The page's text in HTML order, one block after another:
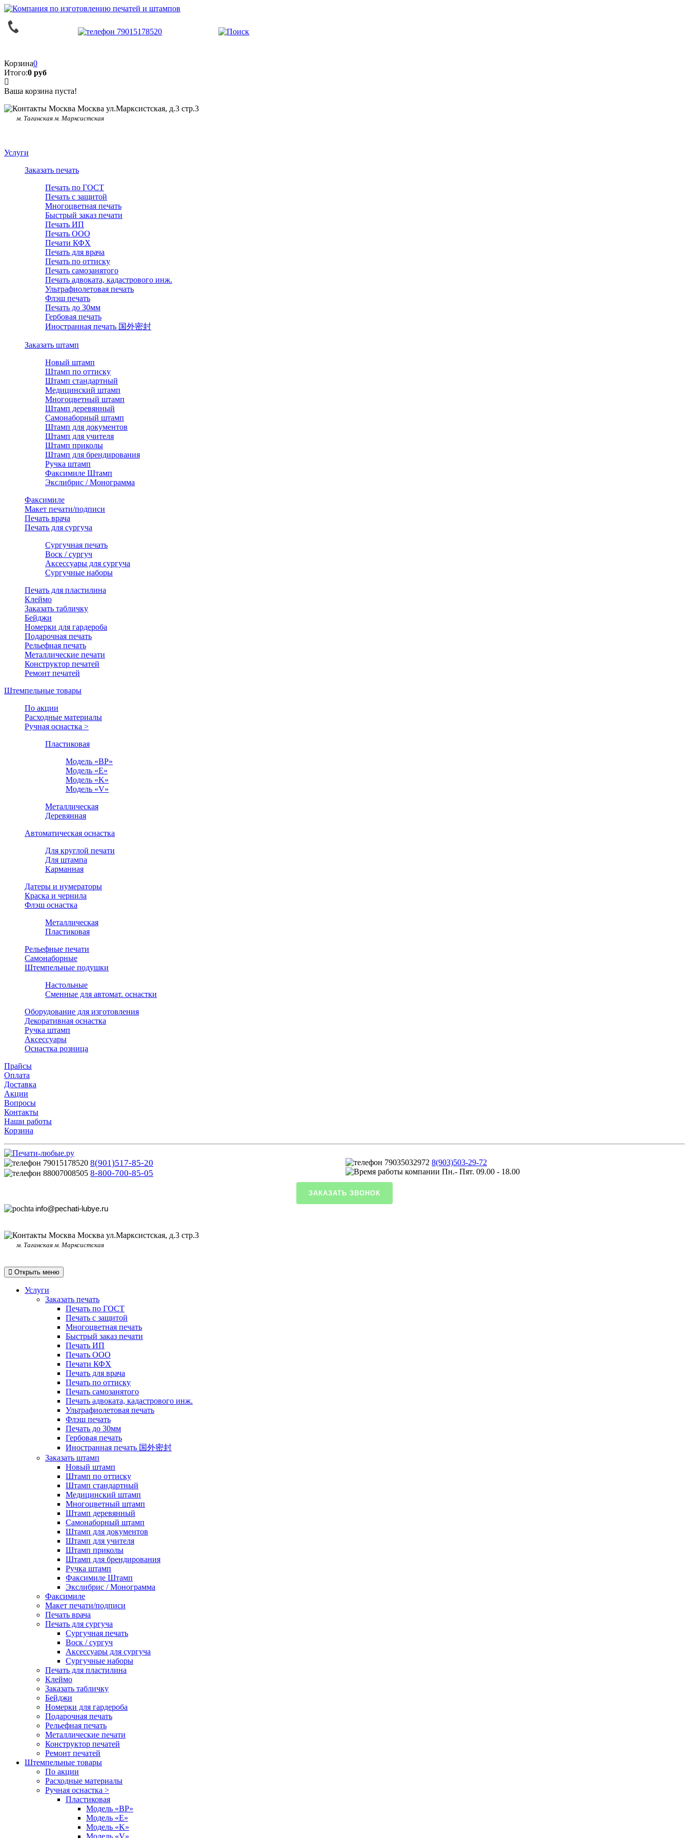
Корзина0
Итого:0 руб
Ваша корзина пуста!
Москва ул.Марксистская, д.3 стр.3
м. Таганская м. Марксистская
Услуги
Заказать печать
Печать по ГОСТ
Печать с защитой
Многоцветная печать
Быстрый заказ печати
Печать ИП
Печать ООО
Печати КФХ
Печать для врача
Печать по оттиску
Печать самозанятого
Печать адвоката, кадастрового инж.
Ультрафиолетовая печать
Флэш печать
Печать до 30мм
Гербовая печать
Иностранная печать 国外密封
Заказать штамп
Новый штамп
Штамп по оттиску
Штамп стандартный
Медицинский штамп
Многоцветный штамп
Штамп деревянный
Самонаборный штамп
Штамп для документов
Штамп для учителя
Штамп приколы
Штамп для брендирования
Ручка штамп
Факсимиле Штамп
Экслибрис / Монограмма
Факсимиле
Макет печати/подписи
Печать врача
Печать для сургуча
Сургучная печать
Воск / сургуч
Аксессуары для сургуча
Сургучные наборы
Печать для пластилина
Клеймо
Заказать табличку
Бейджи
Номерки для гардероба
Подарочная печать
Рельефная печать
Металлические печати
Конструктор печатей
Ремонт печатей
Штемпельные товары
По акции
Расходные материалы
Ручная оснастка >
Пластиковая
Модель «BP»
Модель «E»
Модель «K»
Модель «V»
Металлическая
Деревянная
Автоматическая оснастка
Для круглой печати
Для штампа
Карманная
Датеры и нумераторы
Краска и чернила
Флэш оснастка
Металлическая
Пластиковая
Рельефные печати
Самонаборные
Штемпельные подушки
Настольные
Сменные для автомат. оснастки
Оборудование для изготовления
Декоративная оснастка
Ручка штамп
Аксессуары
Оснастка розница
Прайсы
Оплата
Доставка
Акции
Вопросы
Контакты
Наши работы
Корзина
8(901)517-85-20
8-800-700-85-05
8(903)503-29-72
Пн.- Пят. 09.00 - 18.00
ЗАКАЗАТЬ ЗВОНОК
info@pechati-lubye.ru
Москва ул.Марксистская, д.3 стр.3
м. Таганская м. Марксистская
Открыть меню
Услуги
Заказать печать
Печать по ГОСТ
Печать с защитой
Многоцветная печать
Быстрый заказ печати
Печать ИП
Печать ООО
Печати КФХ
Печать для врача
Печать по оттиску
Печать самозанятого
Печать адвоката, кадастрового инж.
Ультрафиолетовая печать
Флэш печать
Печать до 30мм
Гербовая печать
Иностранная печать 国外密封
Заказать штамп
Новый штамп
Штамп по оттиску
Штамп стандартный
Медицинский штамп
Многоцветный штамп
Штамп деревянный
Самонаборный штамп
Штамп для документов
Штамп для учителя
Штамп приколы
Штамп для брендирования
Ручка штамп
Факсимиле Штамп
Экслибрис / Монограмма
Факсимиле
Макет печати/подписи
Печать врача
Печать для сургуча
Сургучная печать
Воск / сургуч
Аксессуары для сургуча
Сургучные наборы
Печать для пластилина
Клеймо
Заказать табличку
Бейджи
Номерки для гардероба
Подарочная печать
Рельефная печать
Металлические печати
Конструктор печатей
Ремонт печатей
Штемпельные товары
По акции
Расходные материалы
Ручная оснастка >
Пластиковая
Модель «BP»
Модель «E»
Модель «K»
Модель «V»